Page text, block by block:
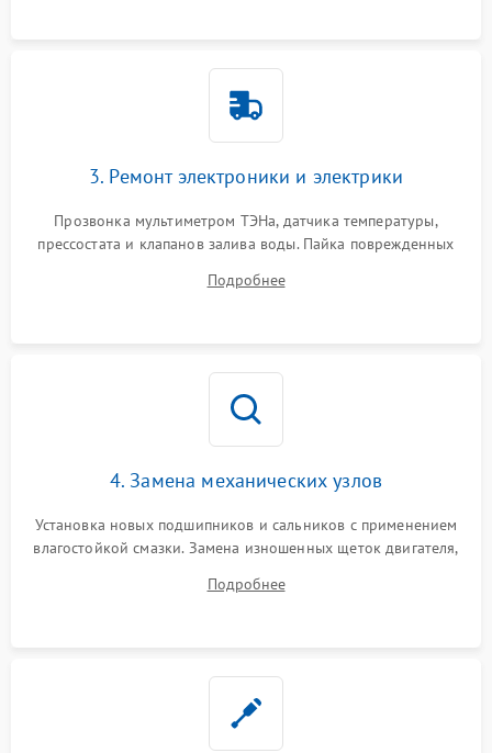
3. Ремонт электроники и электрики
Прозвонка мультиметром ТЭНа, датчика температуры,
прессостата и клапанов залива воды. Пайка поврежденных
Восстановление целостности проводки и контактов.
Подробнее
4. Замена механических узлов
Установка новых подшипников и сальников с применением
влагостойкой смазки. Замена изношенных щеток двигателя,
или поврежденной резиновой манжеты.
Подробнее